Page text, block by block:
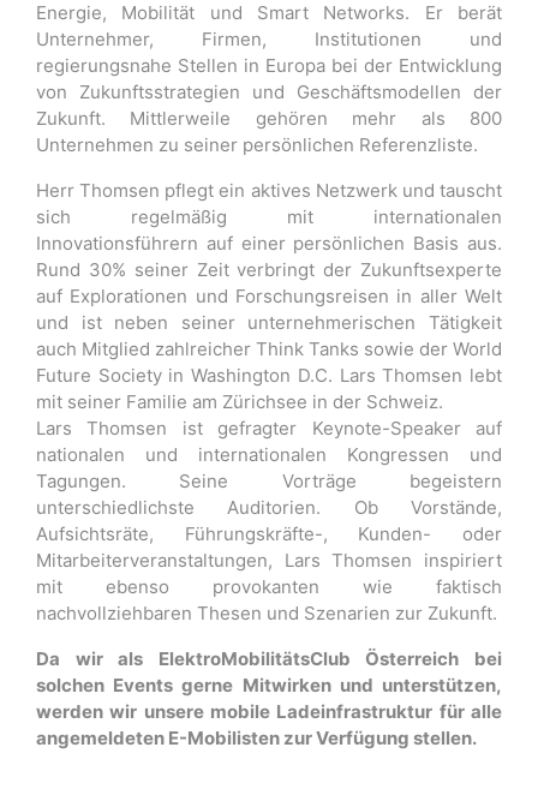
Energie, Mobilität und Smart Networks. Er berät
Unternehmer, Firmen, Institutionen und
regierungsnahe Stellen in Europa bei der Entwicklung
von Zukunftsstrategien und Geschäftsmodellen der
Zukunft. Mittlerweile gehören mehr als 800
Unternehmen zu seiner persönlichen Referenzliste.
Herr Thomsen pflegt ein aktives Netzwerk und tauscht
sich regelmäßig mit internationalen
Innovationsführern auf einer persönlichen Basis aus.
Rund 30% seiner Zeit verbringt der Zukunftsexperte
auf Explorationen und Forschungsreisen in aller Welt
und ist neben seiner unternehmerischen Tätigkeit
auch Mitglied zahlreicher Think Tanks sowie der World
Future Society in Washington D.C. Lars Thomsen lebt
mit seiner Familie am Zürichsee in der Schweiz.
Lars Thomsen ist gefragter Keynote-Speaker auf
nationalen und internationalen Kongressen und
Tagungen. Seine Vorträge begeistern
unterschiedlichste Auditorien. Ob Vorstände,
Aufsichtsräte, Führungskräfte-, Kunden- oder
Mitarbeiterveranstaltungen, Lars Thomsen inspiriert
mit ebenso provokanten wie faktisch
nachvollziehbaren Thesen und Szenarien zur Zukunft.
Da wir als ElektroMobilitätsClub Österreich bei
solchen Events gerne Mitwirken und unterstützen,
werden wir unsere mobile Ladeinfrastruktur für alle
angemeldeten E-Mobilisten zur Verfügung stellen.